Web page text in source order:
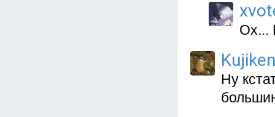
Ох...
Ну